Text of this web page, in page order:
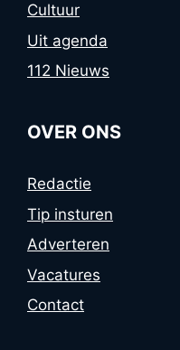
Cultuur
Uit agenda
112 Nieuws
OVER ONS
Redactie
Tip insturen
Adverteren
Vacatures
Contact